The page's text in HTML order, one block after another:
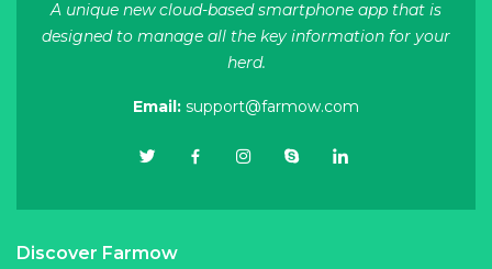
A unique new cloud-based smartphone app that is
designed to manage all the key information for your
herd.
Email: support@farmow.com
Discover Farmow